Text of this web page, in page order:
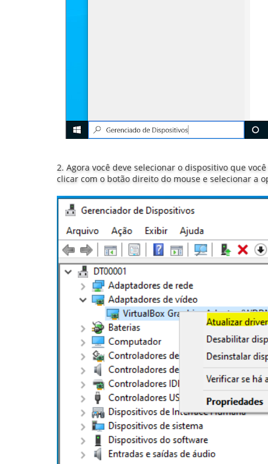
2. Agora você deve selecionar o dispositivo que
clicar com o botão direito do mouse e selecionar a